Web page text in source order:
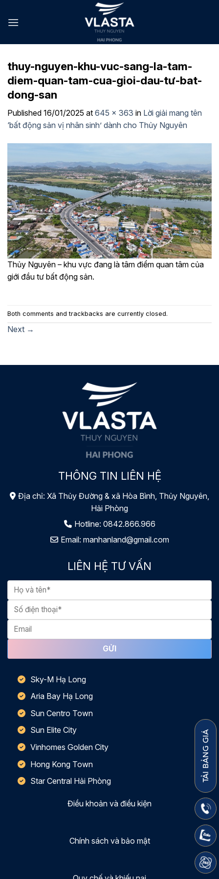
thuy-nguyen-khu-vuc-sang-la-tam-
diem-quan-tam-cua-gioi-dau-tư-bat-
dong-san
Published 16/01/2025 at 645 × 363 in Lời giải mang tên
‘bất động sản vị nhân sinh’ dành cho Thủy Nguyên
Thủy Nguyên – khu vực đang là tâm điểm quan tâm của
giới đầu tư bất động sản.
Both comments and trackbacks are currently closed.
Next →
THÔNG TIN LIÊN HỆ
Địa chỉ: Xã Thủy Đường & xã Hòa Bình, Thủy Nguyên,
Hải Phòng
Hotline: 0842.866.966
Email: manhanland@gmail.com
LIÊN HỆ TƯ VẤN
Sky-M Hạ Long
Aria Bay Hạ Long
Sun Centro Town
Sun Elite City
Vinhomes Golden City
Hong Kong Town
Star Central Hải Phòng
Điều khoản và điều kiện
Chính sách và bảo mật
TẢI BẢNG GIÁ